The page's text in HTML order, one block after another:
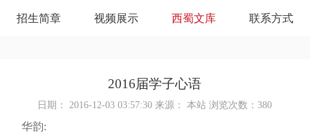
招生简章 视频展示 西蜀文库 联系方式
2016届学子心语
日期： 2016-12-03 03:57:30 来源： 本站 浏览次数：380
华韵: